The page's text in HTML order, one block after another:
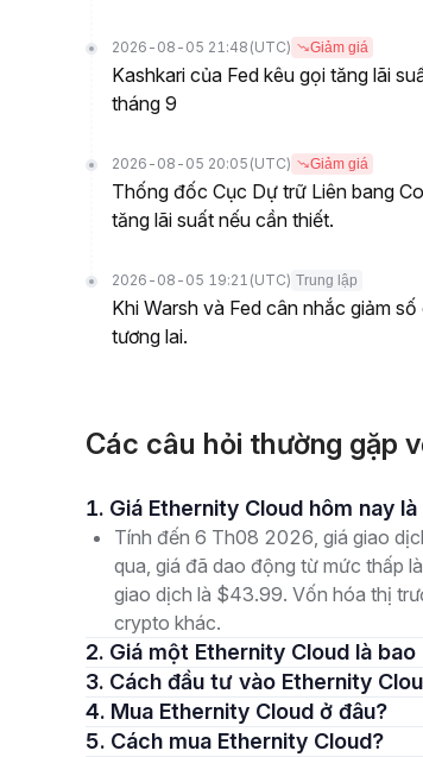
2026-08-05 21:48 (UTC) Giảm giá
Kashkari của Fed kêu gọi tăng lãi
tháng 9
2026-08-05 20:05 (UTC) Giảm giá
Thống đốc Cục Dự trữ Liên bang
tăng lãi suất nếu cần thiết.
2026-08-05 19:21 (UTC) Trung lập
Khi Warsh và Fed cân nhắc giảm
tương lai.
Các câu hỏi thường gặp
1. Giá Ethernity Cloud hôm nay
Tính đến 6 Th08 2026, giá giao
qua, giá đã dao động từ mức thấp
giao dịch là $43.99. Vốn hóa thị
crypto khác.
2. Giá một Ethernity Cloud là
3. Cách đầu tư vào Ethernity
4. Mua Ethernity Cloud ở đâu?
5. Cách mua Ethernity Cloud?